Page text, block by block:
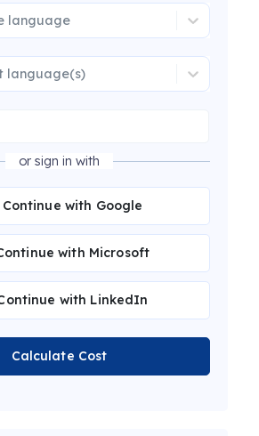
language
language(s)
or sign in with
Continue with Google
with Microsoft
with LinkedIn
Calculate Cost